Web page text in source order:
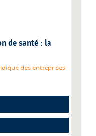
de santé : la
des entreprises